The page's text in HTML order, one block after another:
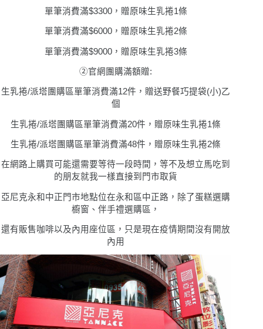
單筆消費滿$3300，贈原味生乳捲1條
單筆消費滿$6000，贈原味生乳捲2條
單筆消費滿$9000，贈原味生乳捲3條
②官網團購滿額贈:
生乳捲/派塔團購區單筆消費滿12件，贈送野餐巧提袋(小)乙
個
生乳捲/派塔團購區單筆消費滿20件，贈原味生乳捲1條
生乳捲/派塔團購區單筆消費滿48件，贈原味生乳捲2條
在網路上購買可能還需要等待一段時間，等不及想立馬吃到
的朋友就我一樣直接到門市取貨
亞尼克永和中正門市地點位在永和區中正路，除了蛋糕選購
櫥窗、伴手禮選購區，
還有販售咖啡以及內用座位區，只是現在疫情期間沒有開放
內用